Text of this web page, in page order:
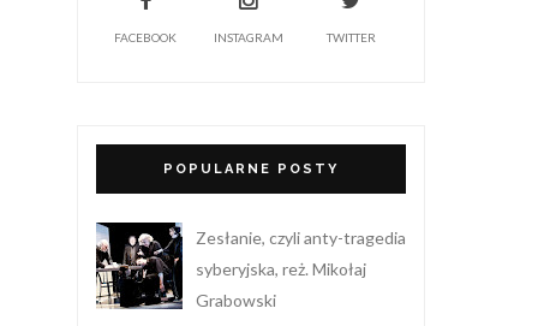
FACEBOOK INSTAGRAM TWITTER
POPULARNE POSTY
Zesłanie, czyli anty-tragedia
syberyjska, reż. Mikołaj
Grabowski